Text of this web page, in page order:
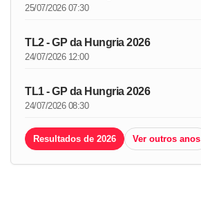
25/07/2026 07:30
TL2 - GP da Hungria 2026
24/07/2026 12:00
TL1 - GP da Hungria 2026
24/07/2026 08:30
Resultados de 2026 Ver outros anos